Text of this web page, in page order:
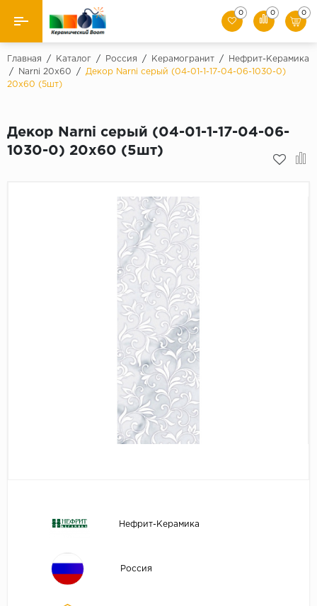
Назад
Производители
Керамогранит
Искусственный камень
0 0 0
Главная / Каталог / Россия / Керамогранит /
Нефрит-Керамика
/
Narni 20x60 /
Декор Narni серый (04-01-1-17-04-06-1030-0)
20х60 (5шт)
Декор Narni серый (04-01-1-17-04-06-
1030-0) 20х60 (5шт)
Нефрит-Керамика
Россия